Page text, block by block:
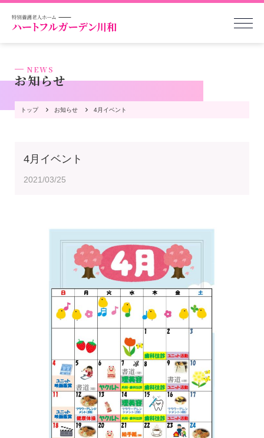
NEWS
お知らせ
トップ お知らせ 4月イベント
4月イベント
2021/03/25